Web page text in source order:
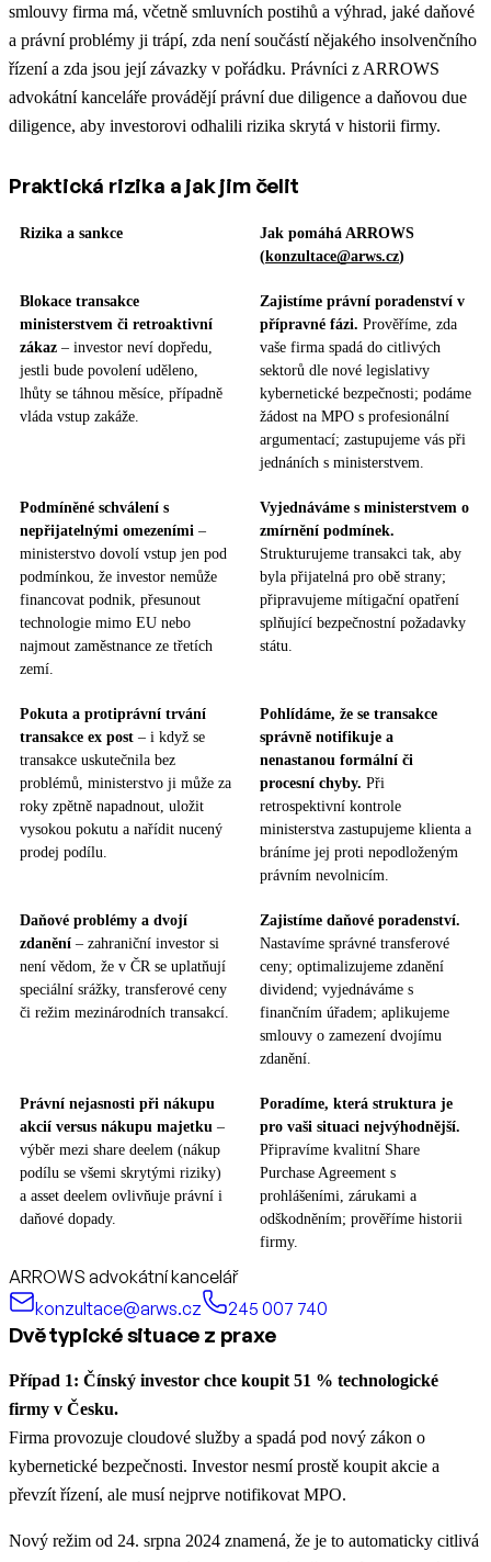
smlouvy firma má, včetně smluvních postihů a výhrad, jaké daňové
a právní problémy ji trápí, zda není součástí nějakého insolvenčního
řízení a zda jsou její závazky v pořádku. Právníci z ARROWS
advokátní kanceláře provádějí právní due diligence a daňovou due
diligence, aby investorovi odhalili rizika skrytá v historii firmy.
Praktická rizika a jak jim čelit
Rizika a sankce
Jak pomáhá ARROWS
(konzultace@arws.cz)
Blokace transakce
ministerstvem či retroaktivní
zákaz – investor neví dopředu,
jestli bude povolení uděleno,
lhůty se táhnou měsíce, případně
vláda vstup zakáže.
Zajistíme právní poradenství v
přípravné fázi. Prověříme, zda
vaše firma spadá do citlivých
sektorů dle nové legislativy
kybernetické bezpečnosti; podáme
žádost na MPO s profesionální
argumentací; zastupujeme vás při
jednáních s ministerstvem.
Podmíněné schválení s
nepřijatelnými omezeními –
ministerstvo dovolí vstup jen pod
podmínkou, že investor nemůže
financovat podnik, přesunout
technologie mimo EU nebo
najmout zaměstnance ze třetích
zemí.
Vyjednáváme s ministerstvem o
zmírnění podmínek.
Strukturujeme transakci tak, aby
byla přijatelná pro obě strany;
připravujeme mítigační opatření
splňující bezpečnostní požadavky
státu.
Pokuta a protiprávní trvání
transakce ex post – i když se
transakce uskutečnila bez
problémů, ministerstvo ji může za
roky zpětně napadnout, uložit
vysokou pokutu a nařídit nucený
prodej podílu.
Pohlídáme, že se transakce
správně notifikuje a
nenastanou formální či
procesní chyby. Při
retrospektivní kontrole
ministerstva zastupujeme klienta a
bráníme jej proti nepodloženým
právním nevolnicím.
Daňové problémy a dvojí
zdanění – zahraniční investor si
není vědom, že v ČR se uplatňují
speciální srážky, transferové ceny
či režim mezinárodních transakcí.
Zajistíme daňové poradenství.
Nastavíme správné transferové
ceny; optimalizujeme zdanění
dividend; vyjednáváme s
finančním úřadem; aplikujeme
smlouvy o zamezení dvojímu
zdanění.
Právní nejasnosti při nákupu
akcií versus nákupu majetku –
výběr mezi share deelem (nákup
podílu se všemi skrytými riziky)
a asset deelem ovlivňuje právní i
daňové dopady.
Poradíme, která struktura je
pro vaši situaci nejvýhodnější.
Připravíme kvalitní Share
Purchase Agreement s
prohlášeními, zárukami a
odškodněním; prověříme historii
firmy.
ARROWS advokátní kancelář
konzultace@arws.cz
245 007 740
Dvě typické situace z praxe
Případ 1: Čínský investor chce koupit 51 % technologické
firmy v Česku.
Firma provozuje cloudové služby a spadá pod nový zákon o
kybernetické bezpečnosti. Investor nesmí prostě koupit akcie a
převzít řízení, ale musí nejprve notifikovat MPO.
Nový režim od 24. srpna 2024 znamená, že je to automaticky citlivá